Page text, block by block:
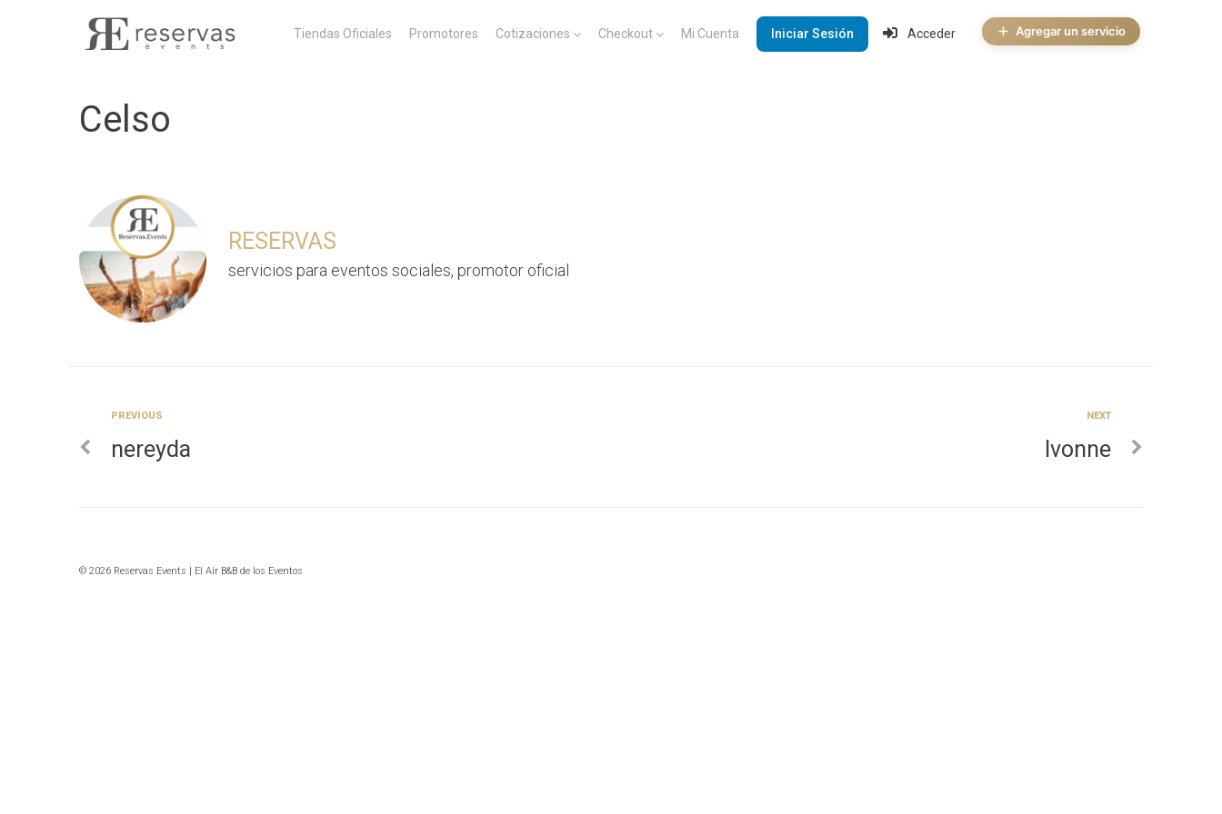
Tiendas Oficiales Promotores Cotizaciones Checkout Mi Cuenta Iniciar Sesión Acceder Agregar un servicio
Celso
RESERVAS
servicios para eventos sociales, promotor oficial
Navegación
Previous
PREVIOUS
nereyda
NEXT
Ivonne
© 2026 Reservas Events | El Air B&B de los Eventos